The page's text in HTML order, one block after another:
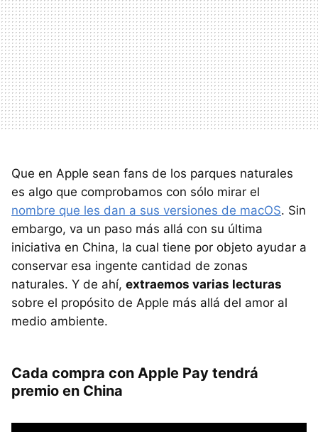
Que en Apple sean fans de los parques naturales
es algo que comprobamos con sólo mirar el
nombre que les dan a sus versiones de macOS. Sin
embargo, va un paso más allá con su última
iniciativa en China, la cual tiene por objeto ayudar a
conservar esa ingente cantidad de zonas
naturales. Y de ahí, extraemos varias lecturas
sobre el propósito de Apple más allá del amor al
medio ambiente.
Cada compra con Apple Pay tendrá
premio en China